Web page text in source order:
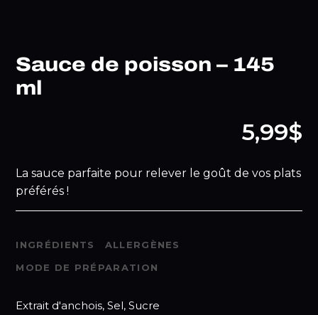
Sauce de poisson – 145
ml
5,99$
La sauce parfaite pour relever le goût de vos plats
préférés !
INGRÉDIENTS
ALLERGÈNES
MODE DE PRÉPARATION
Extrait d'anchois, Sel, Sucre